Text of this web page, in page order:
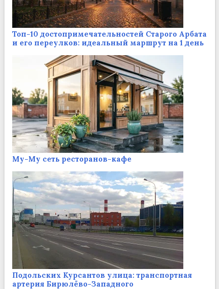
Топ-10 достопримечательностей Старого Арбата
и его переулков: идеальный маршрут на 1 день
Му-Му сеть ресторанов-кафе
Подольских Курсантов улица: транспортная
артерия Бирюлёво-Западного